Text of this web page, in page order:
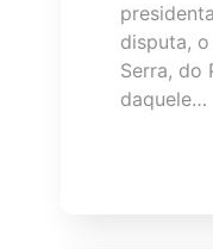
disputa,
Serra, do
daquele…